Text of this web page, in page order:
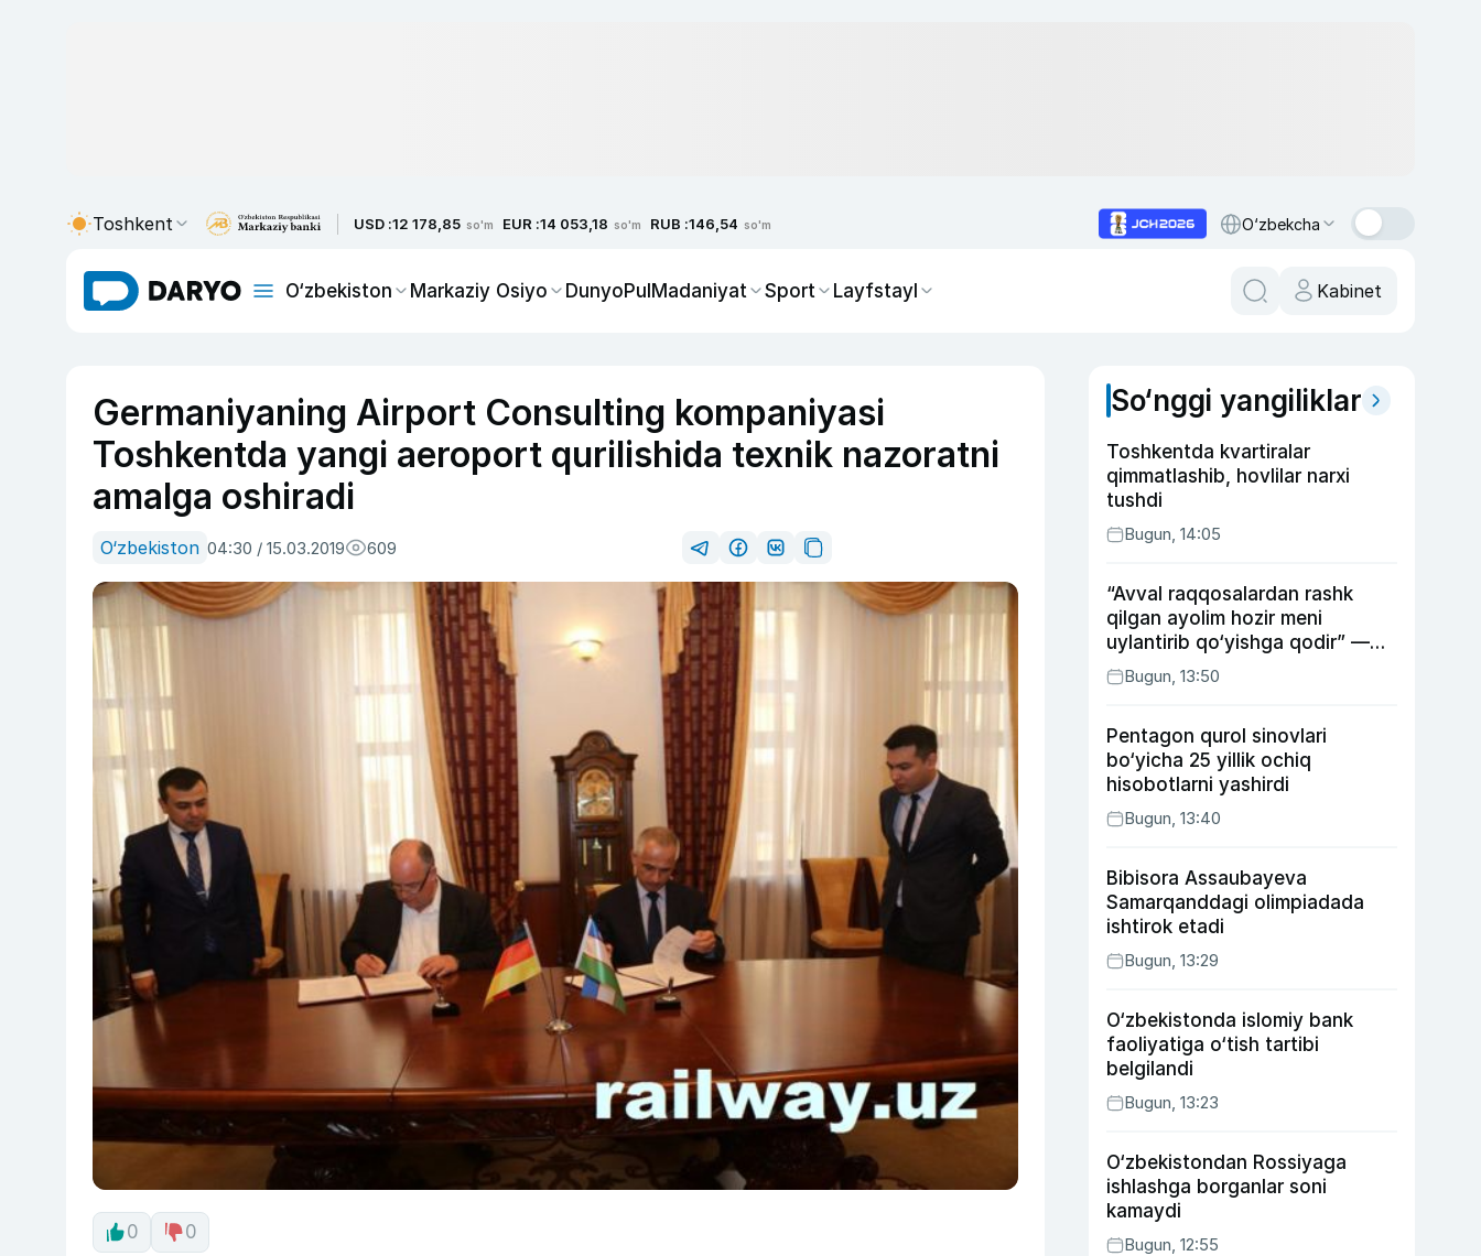
Toshkent USD :12 178,85 so'm EUR :14 053,18 so'm RUB :146,54 so'm O‘zbekcha
O‘zbekiston Markaziy Osiyo DunyoPulMadaniyat Sport Layfstayl Kabinet
Germaniyaning Airport Consulting kompaniyasi
Toshkentda yangi aeroport qurilishida texnik nazoratni
amalga oshiradi
O‘zbekiston 04:30 / 15.03.2019 609
0 0
So‘nggi yangiliklar
Toshkentda kvartiralar
qimmatlashib, hovlilar narxi
tushdi
Bugun, 14:05
“Avval raqqosalardan rashk
qilgan ayolim hozir meni
uylantirib qo‘yishga qodir” —
Anvar Sobirov davlat ishidagi
faoliyati va o‘g‘il tarbiyasidagi
Bugun, 13:50
Pentagon qurol sinovlari
bo‘yicha 25 yillik ochiq
hisobotlarni yashirdi
Bugun, 13:40
Bibisora Assaubayeva
Samarqanddagi olimpiadada
ishtirok etadi
Bugun, 13:29
O‘zbekistonda islomiy bank
faoliyatiga o‘tish tartibi
belgilandi
Bugun, 13:23
O‘zbekistondan Rossiyaga
ishlashga borganlar soni
kamaydi
Bugun, 12:55